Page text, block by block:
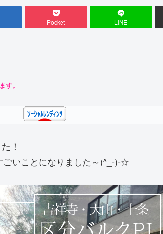
Pocket LINE
す。
！
ごいことになりました～(^_-)-☆